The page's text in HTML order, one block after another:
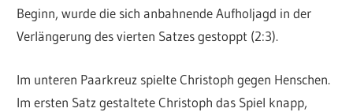
Beginn, wurde die sich anbahnende Aufholjagd in der
Verlängerung des vierten Satzes gestoppt (2:3).
Im unteren Paarkreuz spielte Christoph gegen Henschen.
Im ersten Satz gestaltete Christoph das Spiel knapp,